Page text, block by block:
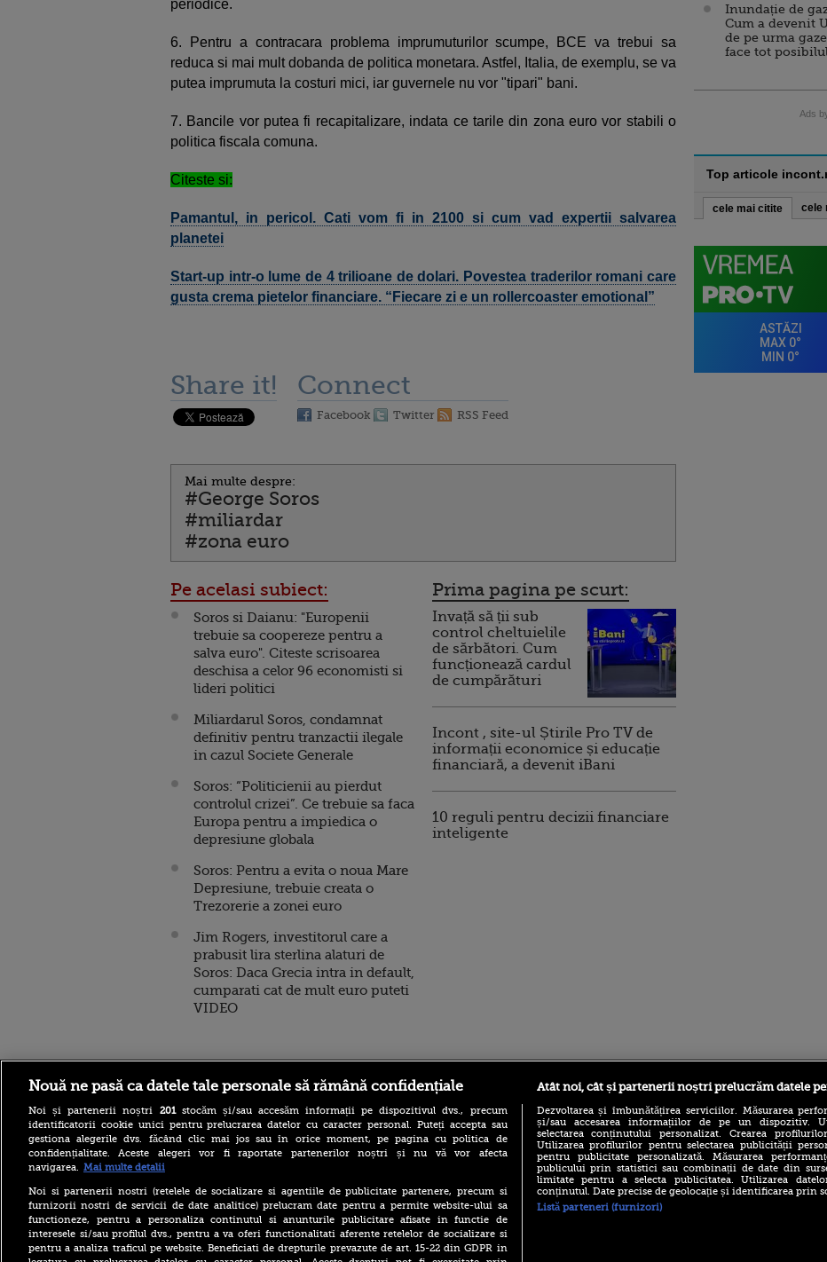
periodice.
6. Pentru a contracara problema imprumuturilor scumpe, BCE va trebui sa
reduca si mai mult dobanda de politica monetara. Astfel, Italia, de exemplu, se va
putea imprumuta la costuri mici, iar guvernele nu vor "tipari" bani.
7. Bancile vor putea fi recapitalizare, indata ce tarile din zona euro vor stabili o
politica fiscala comuna.
Citeste si:
Pamantul, in pericol. Cati vom fi in 2100 si cum vad expertii salvarea
planetei
Start-up intr-o lume de 4 trilioane de dolari. Povestea traderilor romani care
gusta crema pietelor financiare. “Fiecare zi e un rollercoaster emotional”
Share it! Connect
Facebook Twitter RSS Feed
Mai multe despre:
#George Soros
#miliardar
#zona euro
Pe acelasi subiect:
Soros si Daianu: "Europenii
trebuie sa coopereze pentru a
salva euro". Citeste scrisoarea
deschisa a celor 96 economisti si
lideri politici
Miliardarul Soros, condamnat
definitiv pentru tranzactii ilegale
in cazul Societe Generale
Soros: “Politicienii au pierdut
controlul crizei”. Ce trebuie sa faca
Europa pentru a impiedica o
depresiune globala
Soros: Pentru a evita o noua Mare
Depresiune, trebuie creata o
Trezorerie a zonei euro
Jim Rogers, investitorul care a
prabusit lira sterlina alaturi de
Soros: Daca Grecia intra in default,
cumparati cat de mult euro puteti
VIDEO
Prima pagina pe scurt:
Invață să ții sub
control cheltuielile
de sărbători. Cum
funcționează cardul
de cumpărături
Incont , site-ul Știrile Pro TV de
informații economice și educație
financiară, a devenit iBani
10 reguli pentru decizii financiare
inteligente
Inundație de
Cum a devenit
de pe urma
face tot
Ads
Top articole
cele mai citite cele
Stirileprotv.ro
Reacția Rusiei după ce o
dronă explozivă a paralizat
aeroportul din Leipzig: „O
provocare complet
fabricată”
ilike-it.ro foodstory.ro
(P) Descoperă Lumea
Procinema.ro
Nouă ne pasă ca datele tale personale să rămână confidențiale
Noi și partenerii noștri 201stocăm și/sau accesăm informații pe dispozitivul dvs., precum
identificatorii cookie unici pentru prelucrarea datelor cu caracter personal. Puteți accepta sau
gestiona alegerile dvs. făcând clic mai jos sau în orice moment, pe pagina cu politica de
confidențialitate. Aceste alegeri vor fi raportate partenerilor noștri și nu vă vor afecta
navigarea. Mai multe detalii
Noi si partenerii nostri (retelele de socializare si agentiile de publicitate partenere, precum si
furnizorii nostri de servicii de date analitice) prelucram date pentru a permite website-ului sa
functioneze, pentru a personaliza continutul si anunturile publicitare afisate in functie de
interesele si/sau profilul dvs., pentru a va oferi functionalitati aferente retelelor de socializare si
pentru a analiza traficul pe website. Beneficiati de drepturile prevazute de art. 15-22 din GDPR in
Atât noi, cât și partenerii noștri prelucrăm datele
Dezvoltarea și îmbunătățirea serviciilor. Măsurarea
și/sau accesarea informațiilor de pe un dispozitiv.
selectarea conținutului personalizat. Crearea
Utilizarea profilurilor pentru selectarea publicității
pentru publicitate personalizată. Măsurarea
publicului prin statistici sau combinații de date din
limitate pentru a selecta publicitatea. Utilizarea
conținutul. Date precise de geolocație și identificarea prin
Listă parteneri (furnizori)